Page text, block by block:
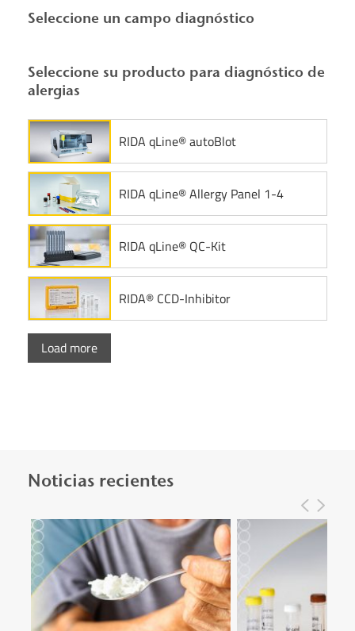
Seleccione un campo diagnóstico
Seleccione su producto para diagnóstico de
alergias
RIDA qLine® autoBlot
RIDA qLine® Allergy Panel 1-4
RIDA qLine® QC-Kit
RIDA® CCD-Inhibitor
Load more
Noticias recientes